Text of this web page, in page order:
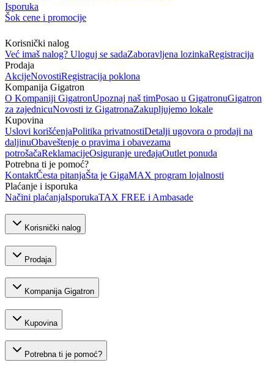
Isporuka
Šok cene i promocije
Korisnički nalog
Već imaš nalog? Uloguj se sadaZaboravljena lozinkaRegistracija
Prodaja
AkcijeNovostiRegistracija poklona
Kompanija Gigatron
O Kompaniji GigatronUpoznaj naš timPosao u GigatronuGigatron
za zajednicuNovosti iz GigatronaZakupljujemo lokale
Kupovina
Uslovi korišćenjaPolitika privatnostiDetalji ugovora o prodaji na
daljinuObaveštenje o pravima i obavezama
potrošačaReklamacijeOsiguranje uređajaOutlet ponuda
Potrebna ti je pomoć?
KontaktČesta pitanjaŠta je GigaMAX program lojalnosti
Plaćanje i isporuka
Načini plaćanjaIsporukaTAX FREE i Ambasade
Korisnički nalog
Prodaja
Kompanija Gigatron
Kupovina
Potrebna ti je pomoć?